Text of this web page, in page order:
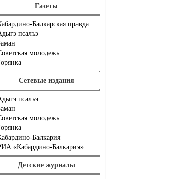
Газеты
Балкарская правда
псалъэ
молодежь
Сетевые издания
псалъэ
молодежь
Балкария
«Кабардино-Балкария»
Детские журналы